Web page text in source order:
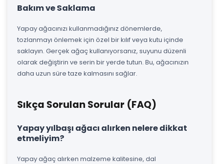
Bakım ve Saklama
Yapay ağacınızı kullanmadığınız dönemlerde,
tozlanmayı önlemek için özel bir kılıf veya kutu içinde
saklayın. Gerçek ağaç kullanıyorsanız, suyunu düzenli
olarak değiştirin ve serin bir yerde tutun. Bu, ağacınızın
daha uzun süre taze kalmasını sağlar.
Sıkça Sorulan Sorular (FAQ)
Yapay yılbaşı ağacı alırken nelere dikkat
etmeliyim?
Yapay ağaç alırken malzeme kalitesine, dal